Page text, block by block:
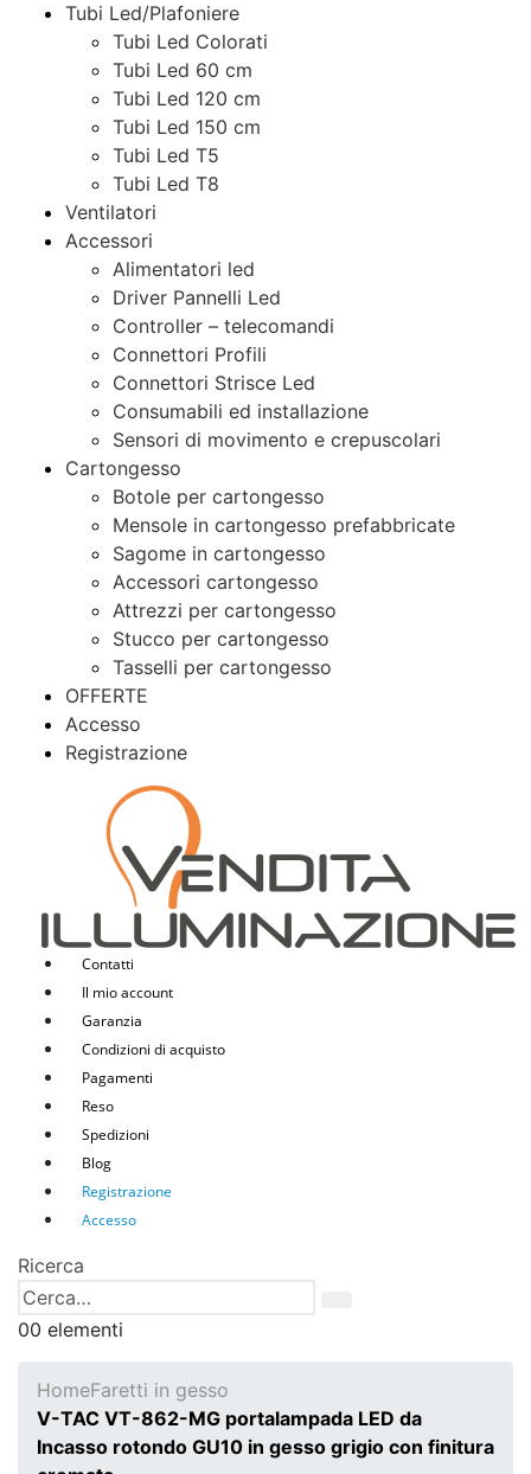
Tubi Led/Plafoniere
Tubi Led Colorati
Tubi Led 60 cm
Tubi Led 120 cm
Tubi Led 150 cm
Tubi Led T5
Tubi Led T8
Ventilatori
Accessori
Alimentatori led
Driver Pannelli Led
Controller – telecomandi
Connettori Profili
Connettori Strisce Led
Consumabili ed installazione
Sensori di movimento e crepuscolari
Cartongesso
Botole per cartongesso
Mensole in cartongesso prefabbricate
Sagome in cartongesso
Accessori cartongesso
Attrezzi per cartongesso
Stucco per cartongesso
Tasselli per cartongesso
OFFERTE
Accesso
Registrazione
Contatti
Il mio account
Garanzia
Condizioni di acquisto
Pagamenti
Reso
Spedizioni
Blog
Registrazione
Accesso
Ricerca
00 elementi
HomeFaretti in gesso
V-TAC VT-862-MG portalampada LED da
Incasso rotondo GU10 in gesso grigio con finitura